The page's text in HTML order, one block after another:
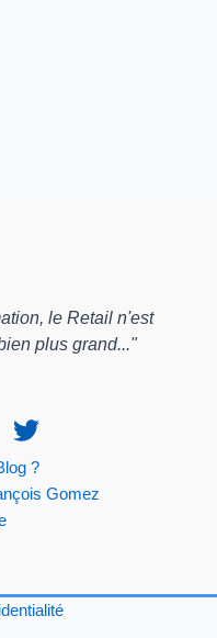
le Retail n'est
plus grand..."
?
Gomez